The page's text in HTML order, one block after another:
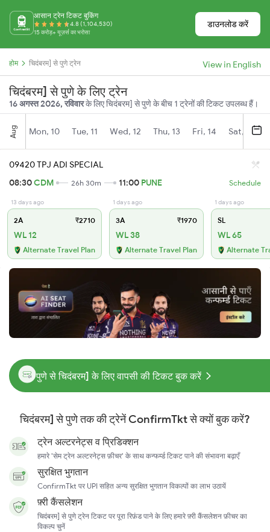
आसान ट्रेन टिकट बुकिंग
4.8 (1,104,530)
15 करोड़+ यूज़र्स का भरोसा
डाउनलोड करें
होम चिदंबरम] से पुणे ट्रेन View in English
चिदंबरम] से पुणे के लिए ट्रेन
16 अगस्त 2026, रविवारके लिए चिदंबरम] से पुणे के बीच 1 ट्रेनों की टिकट उपलब्ध हैं।
Aug Mon, 10 Tue, 11 Wed, 12 Thu, 13 Fri, 14 Sat, 15
09420 TPJ ADI SPECIAL
08:30CDM 26h 30m 11:00 PUNE Schedule
13 days ago
2A ₹2710
WL 12
Alternate Travel Plan
1 days ago
3A ₹1970
WL 38
Alternate Travel Plan
1 days ago
SL
WL 65
Alternate
पुणे से चिदंबरम] के लिए वापसी की टिकट बुक करें
चिदंबरम] से पुणे तक की ट्रेनें ConfirmTkt से क्यों बुक करें?
ट्रेन अल्टरनेट्स व प्रिडिक्शन
हमारे 'सेम ट्रेन अल्टरनेट्स फ़ीचर' के साथ कन्फर्म्ड टिकट पाने की संभावना बढ़ाएँ
सुरक्षित भुगतान
ConfirmTkt पर UPI सहित अन्य सुरक्षित भुगतान विकल्पों का लाभ उठायें
फ़्री कैंसलेशन
चिदंबरम] से पुणे ट्रेन टिकट पर पूरा रिफ़ंड पाने के लिए हमारे फ़्री कैंसलेशन फ़ीचर का
विकल्प चुनें